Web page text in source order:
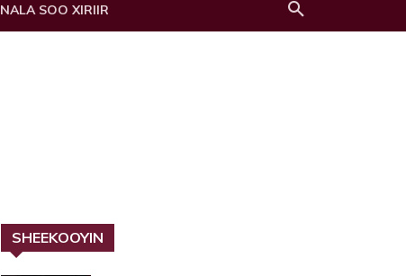
NALA SOO XIRIIR
SHEEKOOYIN